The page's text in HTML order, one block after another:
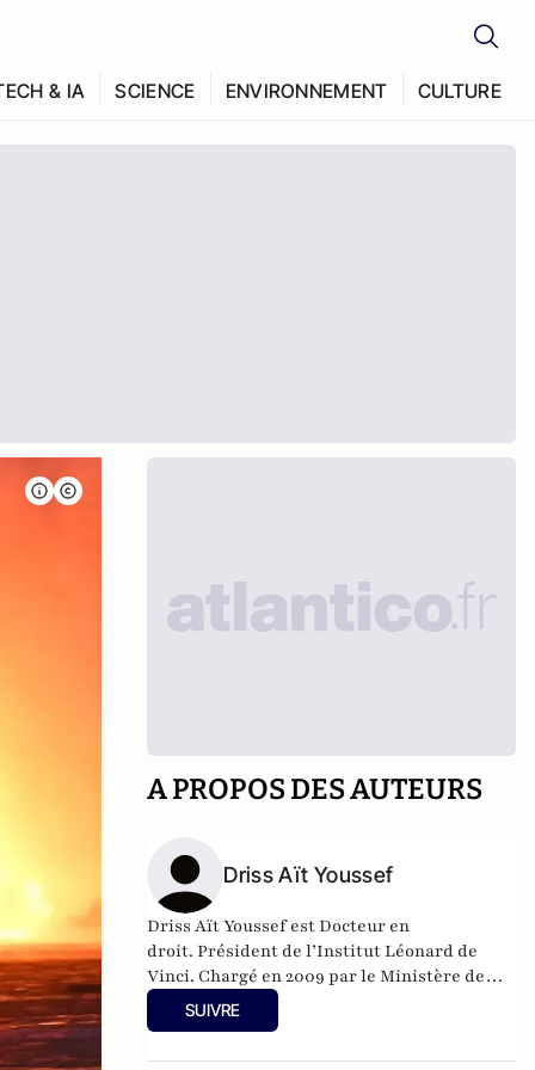
& IA SCIENCE ENVIRONNEMENT CULTURE
A PROPOS DES AUTEURS
Driss Aït Youssef
Driss Aït Youssef est Docteur en
droit. Président de l’Institut Léonard de
Vinci. Chargé en 2009 par le Ministère de
l’Intérieur de mener un groupe de travail
chargé de diagnostiquer les problématiques
SUIVRE